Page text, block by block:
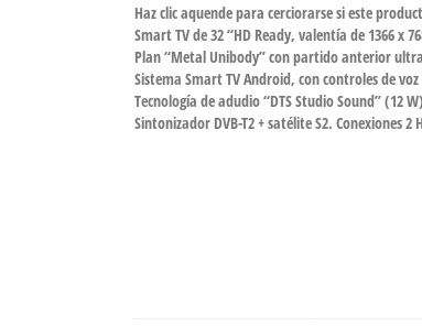
Haz clic aquende para cerciorarse si este
Smart TV de 32 “HD Ready, valentía de 1366 x
Plan “Metal Unibody” con partido anterior
Sistema Smart TV Android, con controles de
Tecnología de adudio “DTS Studio Sound” (12
Sintonizador DVB-T2 + satélite S2. Conexiones 2